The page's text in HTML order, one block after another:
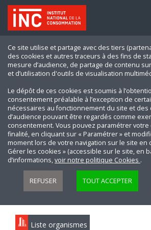
Ce site utilise et partage avec des tiers
des cookies et autres traceurs à des fins de
mesure d’audience, de partage de contenu
et d’utilisation d'outils de visualisation
Le dépôt de ces cookies est soumis à
consentement préalable à l’exception de
nécessaires au fonctionnement du site et des
d’audience pouvant être regardés comme
consentement. Vous pouvez paramétrer votre
finalité, en cliquant sur « Paramétrer » et
moment lors de votre navigation sur le site en
Gérer les cookies » (accessible sur le site, en
d’informations,voir notre politique Cookies .
REFUSER TOUT ACCEPTER
Liste organismes